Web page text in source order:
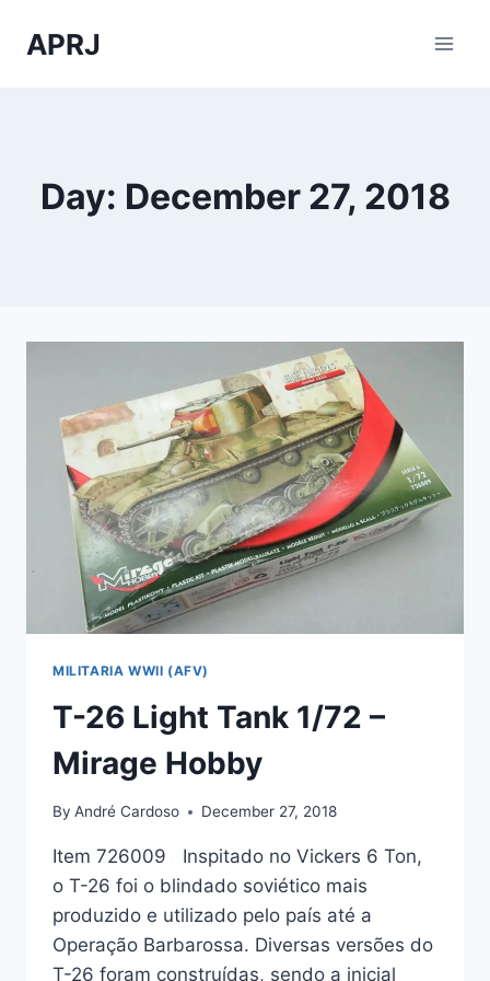
APRJ
Day: December 27, 2018
MILITARIA WWII (AFV)
T-26 Light Tank 1/72 –
Mirage Hobby
By André Cardoso December 27, 2018
Item 726009 Inspitado no Vickers 6 Ton,
o T-26 foi o blindado soviético mais
produzido e utilizado pelo país até a
Operação Barbarossa. Diversas versões do
T-26 foram construídas, sendo a inicial